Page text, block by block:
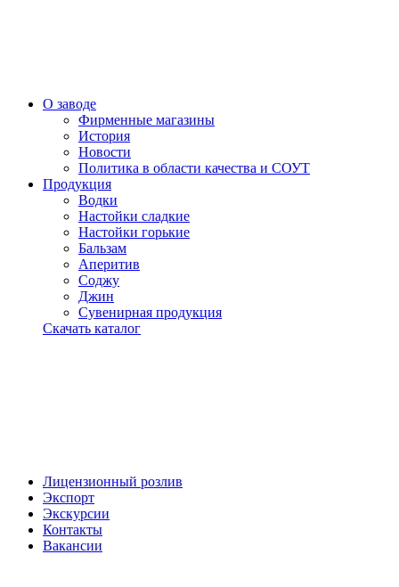
О заводе
Фирменные магазины
История
Новости
Политика в области качества и СОУТ
Продукция
Водки
Настойки сладкие
Настойки горькие
Бальзам
Аперитив
Соджу
Джин
Сувенирная продукция
Скачать каталог
Лицензионный розлив
Экспорт
Экскурсии
Контакты
Вакансии